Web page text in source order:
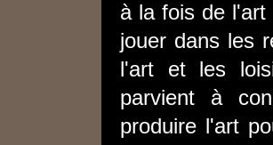
à la fois de l'art
jouer dans les
l'art et les
parvient à
produire l'art